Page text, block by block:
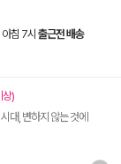
침 7시 출근전 배송
상)
대, 변하지 않는 것에